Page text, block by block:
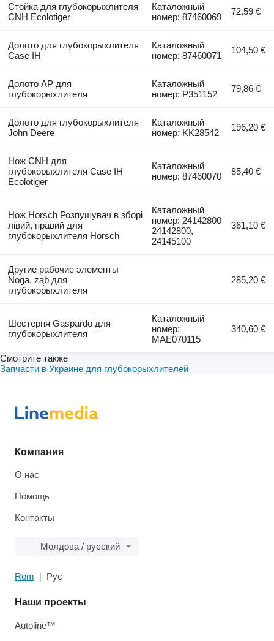
Стойка для глубокорыхлителя
CNH Ecolotiger
Каталожный
номер: 87460069
72,59 €
Долото для глубокорыхлителя
Case IH
Каталожный
номер: 87460071
104,50 €
Долото AP для
глубокорыхлителя
Каталожный
номер: P351152
79,86 €
Долото для глубокорыхлителя
John Deere
Каталожный
номер: KK28542
196,20 €
Нож CNH для
глубокорыхлителя Case IH
Ecolotiger
Каталожный
номер: 87460070
85,40 €
Нож Horsch Розпушувач в зборі
лівий, правий для
глубокорыхлителя Horsch
Каталожный
номер: 24142800
24142800,
24145100
361,10 €
Другие рабочие элементы
Noga, ząb для
глубокорыхлителя
285,20 €
Шестерня Gaspardo для
глубокорыхлителя
Каталожный
номер:
МАЕ070115
340,60 €
Смотрите также
Запчасти в Украине для глубокорыхлителей
Компания
О нас
Помощь
Контакты
Молдова / русский
Rom Рус
Наши проекты
Autoline™